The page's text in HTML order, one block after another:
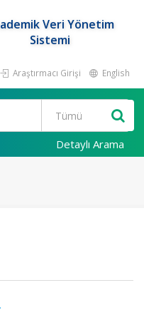
Veri Yönetim
Sistemi
Araştırmacı Girişi English
Detaylı Arama